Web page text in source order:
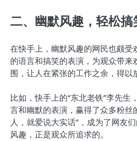
二、幽默风趣，轻松搞
在快手上，幽默风趣的网民也颇受
的语言和搞笑的表演，为观众带来
围，让人在紧张的工作之余，得以
比如，快手上的“东北老铁”李先生
言和幽默的表演，赢得了众多粉丝
人，就爱说大实话”，成为了网友
风趣，正是观众所追求的。